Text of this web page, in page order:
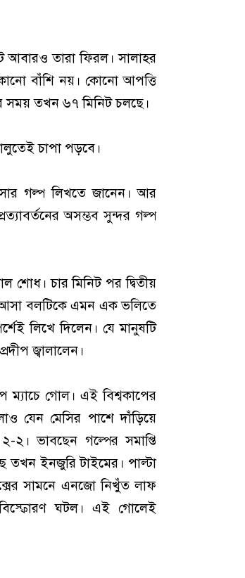
আবারও তারা ফিরল। সালাহর
বাঁশি নয়। কোনো আপত্তি
সময় তখন ৬৭ মিনিট চলছে।
চাপা পড়বে।
গল্প লিখতে জানেন। আর
অসম্ভব সুন্দর গল্প
শোধ। চার মিনিট পর দ্বিতীয়
আসা বলটিকে এমন এক ভলিতে
লিখে দিলেন। যে মানুষটি
জ্বালালেন।
গোল। এই বিশ্বকাপের
যেন মেসির পাশে দাঁড়িয়ে
২। ভাবছেন গল্পের সমাপ্তি
তখন ইনজুরি টাইমের। পাল্টা
সামনে এনজো নিখুঁত লাফ
বিস্ফোরণ ঘটল। এই গোলেই